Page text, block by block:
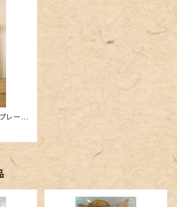
レー
ック